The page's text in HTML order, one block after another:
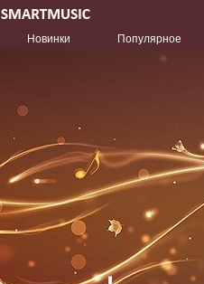
Новинки Популярное